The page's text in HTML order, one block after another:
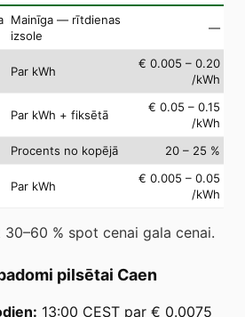
Mainīga — rītdienas
izsole
—
Par kWh
€ 0.005 – 0.20
/kWh
Par kWh + fiksētā
€ 0.05 – 0.15
/kWh
Procents no kopējā 20 – 25 %
Par kWh
€ 0.005 – 0.05
/kWh
% spot cenai gala cenai.
pilsētai Caen
13:00 CEST par € 0.0075